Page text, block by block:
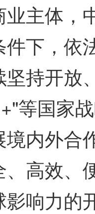
业主体，
下，依
坚持开放
等国家
内外合
高效、
响力的